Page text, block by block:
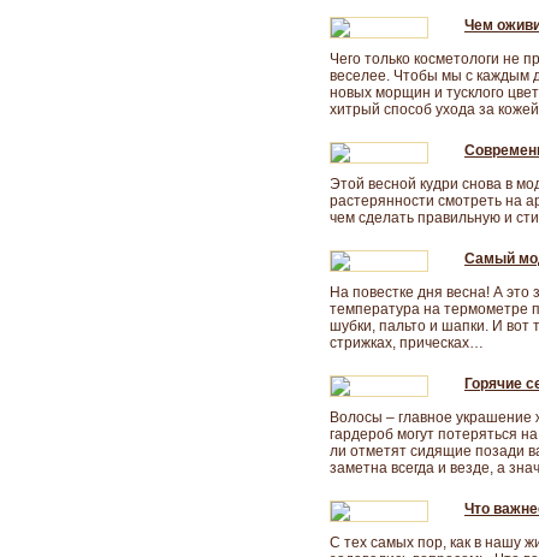
Чем
Чего только косметологи не
веселее. Чтобы мы с каждым
новых морщин и тусклого
хитрый способ ухода за
Этой весной кудри снова в
растерянности смотреть на
чем сделать правильную и
Самый
На повестке дня весна! А это
температура на термометре
шубки, пальто и шапки. И вот
стрижках, прическах…
Горячие
Волосы – главное
гардероб могут потеряться
ли отметят сидящие позади
заметна всегда и везде, а
Что
С тех самых пор, как в нашу